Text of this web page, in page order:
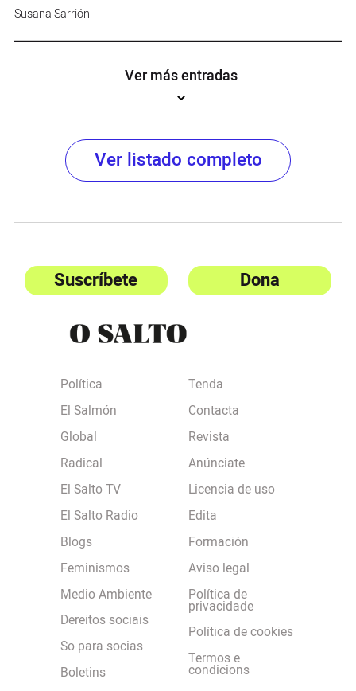
Susana Sarrión
Ver más entradas
Ver listado completo
Suscríbete Dona
Política
El Salmón
Global
Radical
El Salto TV
El Salto Radio
Blogs
Feminismos
Medio Ambiente
Dereitos sociais
So para socias
Boletins
Tenda
Contacta
Revista
Anúnciate
Licencia de uso
Edita
Formación
Aviso legal
Política de
privacidade
Política de cookies
Termos e
condicions